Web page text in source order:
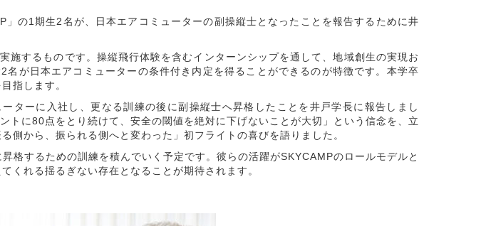
の1期生2名が、日本エアコミューターの副操縦士となったことを報告するために井
するものです。操縦飛行体験を含むインターンシップを通して、地域創生の実現お
が日本エアコミューターの条件付き内定を得ることができるのが特徴です。本学卒
指します。
ーに入社し、更なる訓練の後に副操縦士へ昇格したことを井戸学長に報告しまし
に80点をとり続けて、安全の閾値を絶対に下げないことが大切」という信念を、立
側から、振られる側へと変わった」初フライトの喜びを語りました。
するための訓練を積んでいく予定です。彼らの活躍がSKYCAMPのロールモデルと
くれる揺るぎない存在となることが期待されます。